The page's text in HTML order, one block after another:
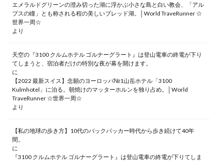
エメラルドグリーンの澄み切った湖に浮かぶ小さな島と白い教会、「アル
プスの瞳」とも称される程の美しいブレッド湖。│World TraveRunner ☆
世界一周☆
より
天空の『3100 クルムホテル ゴルナーグラート』は登山電車の終電が下り
てしまうと、宿泊者だけの特別な夜が幕を開けます。
に
【2022 最新スイス】念願のヨーロッパ№1山岳ホテル「3100
Kulmhotel」に泊る。朝焼けのマッターホルンを独り占め。│World
TraveRunner ☆世界一周☆
より
【私の地球の歩き方】10代のバックパッカー時代から歩き続けて40年
間。
に
『3100 クルムホテル ゴルナーグラート』は登山電車の終電が下りてしま